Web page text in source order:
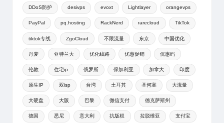
DDoS防护 desivps evoxt Lightlayer orangevps
PayPal pq.hosting RackNerd rarecloud TikTok
tiktok专线 ZgoCloud 不限流量 东京 中国优化
丹麦 亚特兰大 优化线路 优惠促销 优惠码
伦敦 住宅ip 俄罗斯 保加利亚 加拿大 印度
原生IP 双isp 台湾 土耳其 圣何塞 大流量
大硬盘 大阪 巴黎 微信支付 德克萨斯州
德国 悉尼 意大利 抗版权 拉脱维亚 支付宝